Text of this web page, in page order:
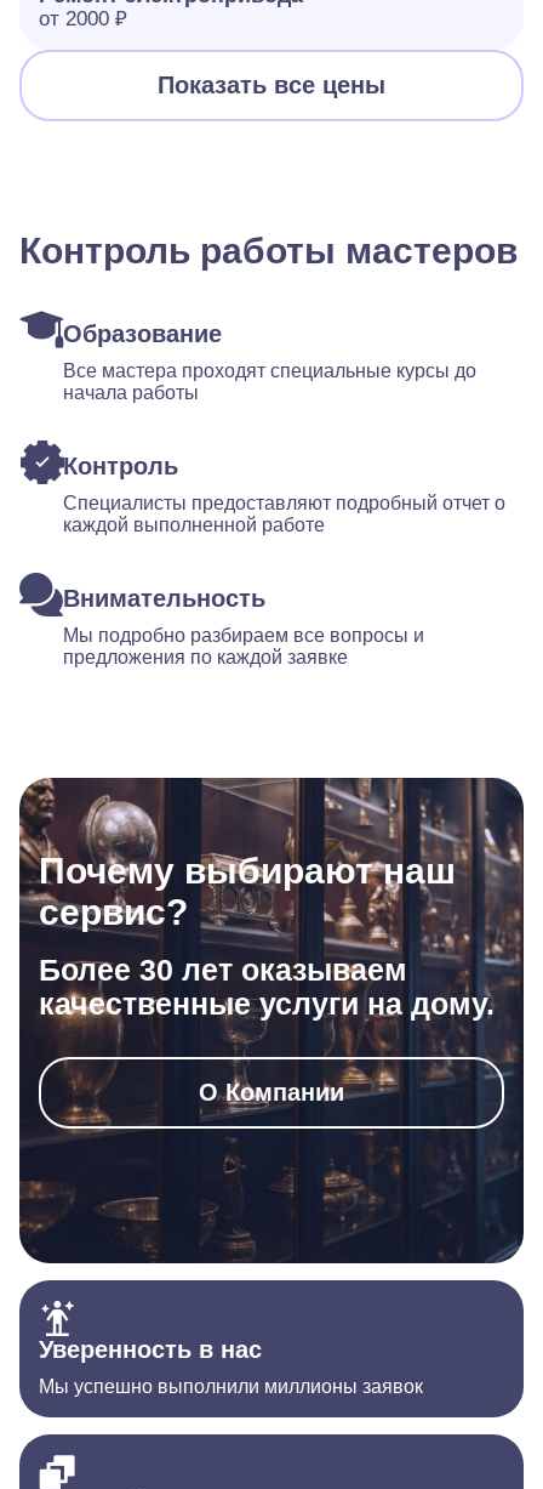
от 2000 ₽
Показать все цены
Контроль работы мастеров
Образование
Все мастера проходят специальные курсы до
начала работы
Контроль
Специалисты предоставляют подробный отчет о
каждой выполненной работе
Внимательность
Мы подробно разбираем все вопросы и
предложения по каждой заявке
Почему выбирают наш
сервис?
Более 30 лет оказываем
качественные услуги на дому.
О Компании
Уверенность в нас
Мы успешно выполнили миллионы заявок